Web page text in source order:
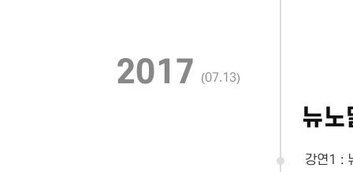
2017 (07.13)
뉴
강연1 :